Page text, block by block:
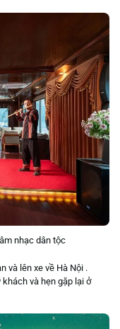
nhạc dân tộc
và lên xe về Hà Nội .
và hẹn gặp lại ở